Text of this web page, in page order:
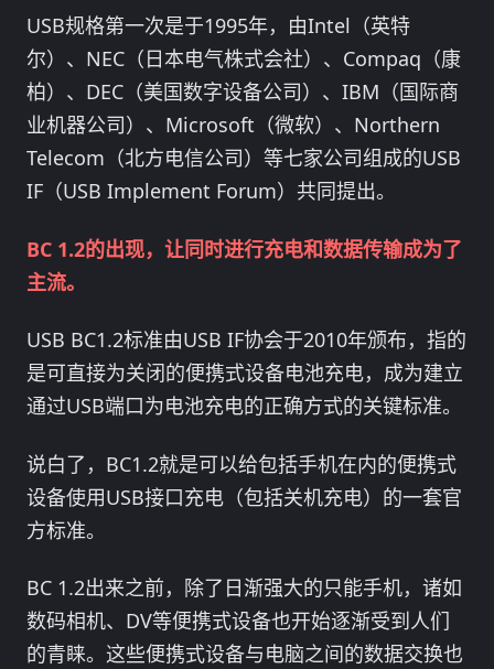
USB规格第一次是于1995年，由Intel（英特
尔）、NEC（日本电气株式会社）、Compaq（康
柏）、DEC（美国数字设备公司）、IBM（国际商
业机器公司）、Microsoft（微软）、Northern
Telecom（北方电信公司）等七家公司组成的USB
IF（USB Implement Forum）共同提出。
BC 1.2的出现，让同时进行充电和数据传输成为了
主流。
USB BC1.2标准由USB IF协会于2010年颁布，指的
是可直接为关闭的便携式设备电池充电，成为建立
通过USB端口为电池充电的正确方式的关键标准。
说白了，BC1.2就是可以给包括手机在内的便携式
设备使用USB接口充电（包括关机充电）的一套官
方标准。
BC 1.2出来之前，除了日渐强大的只能手机，诸如
数码相机、DV等便携式设备也开始逐渐受到人们
的青睐。这些便携式设备与电脑之间的数据交换也